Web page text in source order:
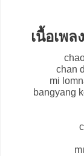
เนื้อเพล
chan
mi
bangyang